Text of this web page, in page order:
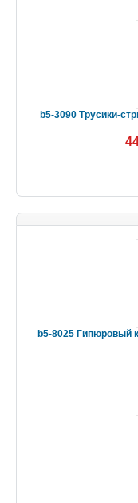
b5-3090 Трусики-
b5-8025 Гипюровый